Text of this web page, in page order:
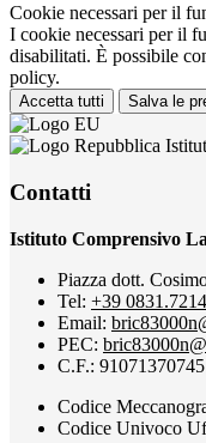
Cookie necessari per il
I cookie necessari per il
disabilitati. È possibile
policy.
Accetta tutti Salva le
Contatti
Istituto Comprensivo
Piazza dott.
Tel: +39
Email:
PEC:
C.F.: 91071370745
Codice
Codice Univoco